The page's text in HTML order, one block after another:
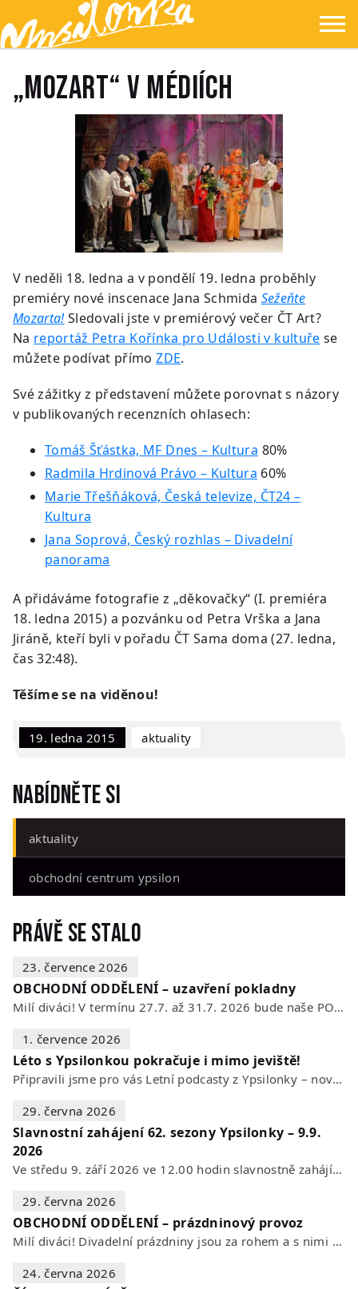
Přejít na hlavní obsah
Přejít na navigaci
Přejít na hledání
Ypsilonka ☰
„Mozart“ v médiích
V neděli 18. ledna a v pondělí 19. ledna proběhly
premiéry nové inscenace Jana Schmida Sežeňte
Mozarta!Sledovali jste v premiérový večer ČT Art?
Na reportáž Petra Kořínka pro Události v kultuře se
můžete podívat přímoZDE.
Své zážitky z představení můžete porovnat s názory
v publikovaných recenzních ohlasech:
Tomáš Šťástka, MF Dnes – Kultura 80%
Radmila Hrdinová Právo – Kultura 60%
Marie Třešňáková, Česká televize, ČT24 –
Kultura
Jana Soprová, Český rozhlas – Divadelní
panorama
A přidáváme fotografie z „děkovačky“ (I. premiéra
18. ledna 2015) a pozvánku od Petra Vrška a Jana
Jiráně, kteří byli v pořadu ČT Sama doma (27. ledna,
čas 32:48).
Těšíme se na viděnou!
19. ledna 2015 Aktuality
Nabídněte si
aktuality
obchodní centrum ypsilon
Právě se stalo
23. července 2026
OBCHODNÍ ODDĚLENÍ – uzavření pokladny
Milí diváci! V termínu 27.7. až 31.7. 2026 bude naše POKLADNA z technických…
1. července 2026
Léto s Ypsilonkou pokračuje i mimo jeviště!
Připravili jsme pro vás Letní podcasty z Ypsilonky – novou sérii rozhovorů s…
29. června 2026
Slavnostní zahájení 62. sezony Ypsilonky – 9.9.
2026
Ve středu 9. září 2026 ve 12.00 hodin slavnostně zahájíme novou divadelní…
29. června 2026
OBCHODNÍ ODDĚLENÍ – prázdninový provoz
Milí diváci! Divadelní prázdniny jsou za rohem a s nimi se mění i otevírací…
24. června 2026